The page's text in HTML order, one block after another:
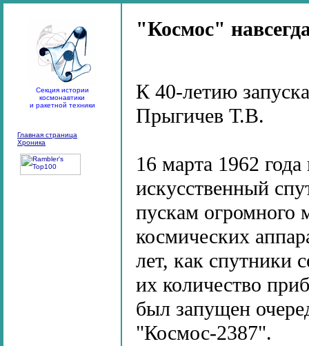
Секция истории
космонавтики
и ракетной техники
Главная страница
Хроника
"Космос"
К 40-летию
Прыгичев Т.В.
16 марта 1962
искусственный
пускам огромного
космических
лет, как спутники
их количество
был запущен
"Космос-2387".